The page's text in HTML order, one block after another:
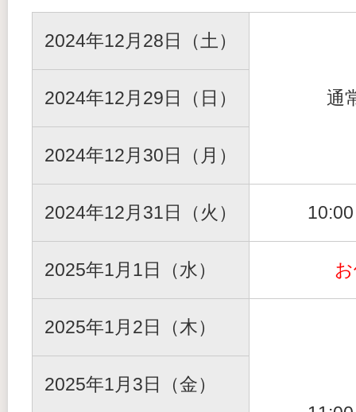
2024年12月28日（土）
通
2024年12月29日（日）
2024年12月30日（月）
2024年12月31日（火）
2025年1月1日（水）
2025年1月2日（木）
2025年1月3日（金）